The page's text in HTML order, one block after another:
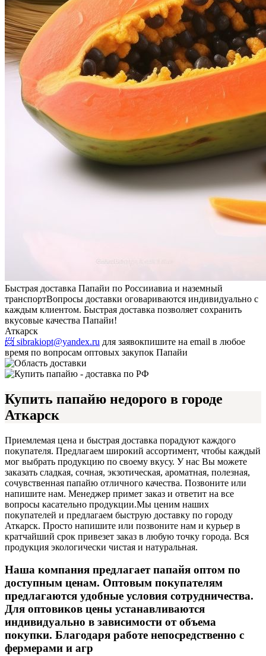
Быстрая доставка Папайи по Россииавиа и наземный
транспортВопросы доставки оговариваются индивидуально с
каждым клиентом. Быстрая доставка позволяет сохранить
вкусовые качества Папайи!
Аткарск
📨 sibrakiopt@yandex.ru для заявокпишите на email в любое
время по вопросам оптовых закупок Папайи
Купить папайю недорого в городе
Аткарск
Приемлемая цена и быстрая доставка порадуют каждого
покупателя. Предлагаем широкий ассортимент, чтобы каждый
мог выбрать продукцию по своему вкусу. У нас Вы можете
заказать сладкая, сочная, экзотическая, ароматная, полезная,
сочувственная папайю отличного качества. Позвоните или
напишите нам. Менеджер примет заказ и ответит на все
вопросы касательно продукции.Мы ценим наших
покупателей и предлагаем быструю доставку по городу
Аткарск. Просто напишите или позвоните нам и курьер в
кратчайший срок привезет заказ в любую точку города. Вся
продукция экологически чистая и натуральная.
Наша компания предлагает папайя оптом по
доступным ценам. Оптовым покупателям
предлагаются удобные условия сотрудничества.
Для оптовиков цены устанавливаются
индивидуально в зависимости от объема
покупки. Благодаря работе непосредственно с
фермерами и агр